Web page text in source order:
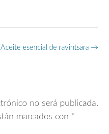
Aceite esencial de ravintsara →
no será publicada.
marcados con *